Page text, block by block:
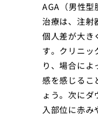
AGA（男性型
治療は、注射
個人差が大き
す。クリニッ
り、場合に
感を感じるこ
ょう。次に
入部位に赤み